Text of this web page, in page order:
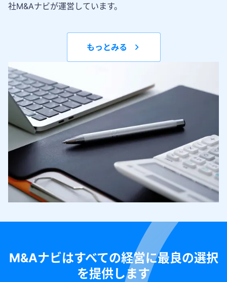
社M&Aナビが運営しています。
もっとみる
M&Aナビはすべての経営に最良の選択
を提供します